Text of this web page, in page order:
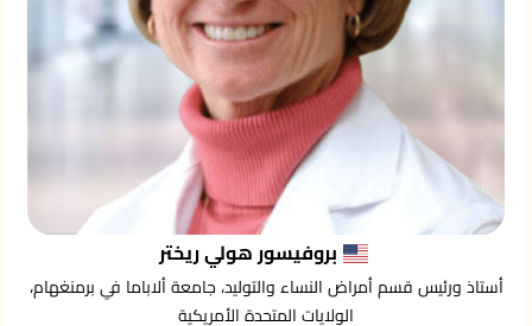
بروفيسور هولي ريختر
أستاذ ورئيس قسم أمراض النساء والتوليد، جامعة ألاباما في برمنغهام،
الولايات المتحدة الأمريكية